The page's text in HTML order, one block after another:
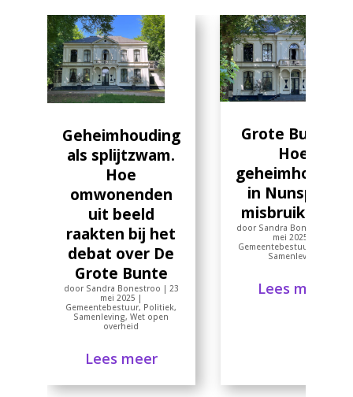
Geheimhouding
als splijtzwam.
Hoe
omwonenden
uit beeld
raakten bij het
debat over De
Grote Bunte
door Sandra Bonestroo | 23
mei 2025 |
Gemeentebestuur, Politiek,
Samenleving,Wet open
overheid
Lees meer
Grote Bunte –
Hoe
geheimhouding
in Nunspeet
misbruik werd
door Sandra Bonestroo
mei 2025
Gemeentebestuur
Samenleving
Lees meer